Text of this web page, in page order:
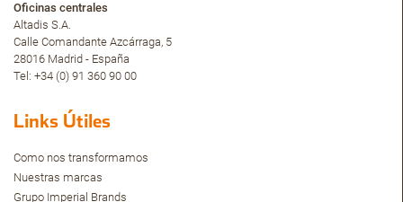
Oficinas centrales
Altadis S.A.
Calle Comandante Azcárraga, 5
28016 Madrid - España
Tel: +34 (0) 91 360 90 00
Links Útiles
Como nos transformamos
Nuestras marcas
Grupo Imperial Brands